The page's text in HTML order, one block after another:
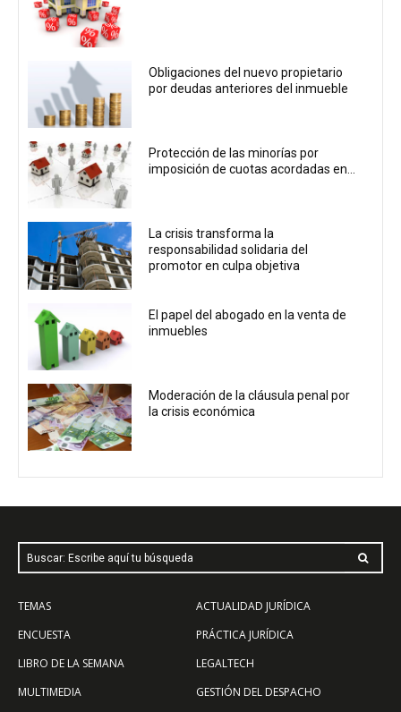
Obligaciones del nuevo propietario
por deudas anteriores del inmueble
Protección de las minorías por
imposición de cuotas acordadas en...
La crisis transforma la
responsabilidad solidaria del
promotor en culpa objetiva
El papel del abogado en la venta de
inmuebles
Moderación de la cláusula penal por
la crisis económica
Buscar: Escribe aquí tu búsqueda
TEMAS
ENCUESTA
LIBRO DE LA SEMANA
MULTIMEDIA
ACTUALIDAD JURÍDICA
PRÁCTICA JURÍDICA
LEGALTECH
GESTIÓN DEL DESPACHO